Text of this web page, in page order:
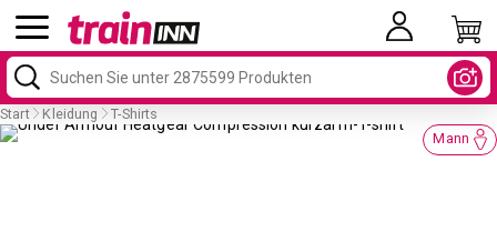
Start Kleidung
T-Shirts
Mann